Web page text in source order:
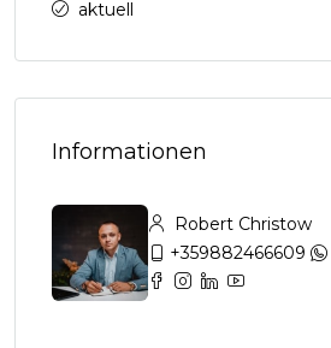
aktuell
Informationen
Robert Christow
+359882466609